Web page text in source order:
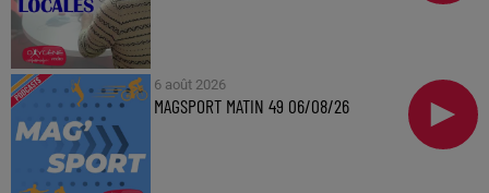
6 août 2026
MAGSPORT MATIN 49 06/08/26